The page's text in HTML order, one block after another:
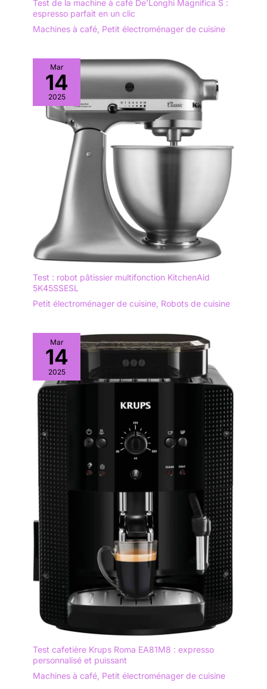
Test de la machine à café De’Longhi Magnifica S :
espresso parfait en un clic
Machines à café Petit électroménager de cuisine
Mar
14
2025
Test : robot pâtissier multifonction KitchenAid
5K45SSESL
Petit électroménager de cuisine Robots de cuisine
Mar
14
2025
Test cafetière Krups Roma EA81M8 : expresso
personnalisé et puissant
Machines à café Petit électroménager de cuisine